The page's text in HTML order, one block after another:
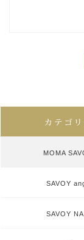
MOMA
SAVOY
SAVOY